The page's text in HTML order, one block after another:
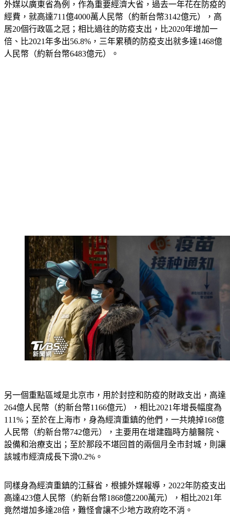
外媒以廣東省為例，作為重要經濟大省，過去一年花在防疫的
經費，就高達711億4000萬人民幣（約新台幣3142億元），高
居20個行政區之冠；相比過往的防疫支出，比2020年增加一
倍、比2021年多出56.8%，三年累積的防疫支出就多達1468億
另一個重點區域是北京市，用於封控和防疫的財政支出，高達
264億人民幣（約新台幣1166億元），相比2021年增長幅度為
111%；至於在上海市，身為經濟重鎮的他們，一共燒掉168億
人民幣（約新台幣742億元），主要用在增建臨時方艙醫院、
設備和治療支出；至於那段不堪回首的兩個月全市封城，則讓
同樣身為經濟重鎮的江蘇省，根據外媒報導，2022年防疫支出
高達423億人民幣（約新台幣1868億2200萬元），相比2021年